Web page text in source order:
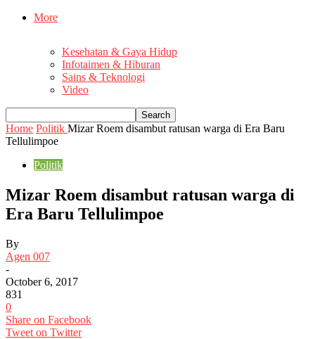
More
Kesehatan & Gaya Hidup
Infotaimen & Hiburan
Sains & Teknologi
Video
Home Politik Mizar Roem disambut ratusan warga di Era Baru
Tellulimpoe
Politik
Mizar Roem disambut ratusan warga di
Era Baru Tellulimpoe
By
Agen 007
-
October 6, 2017
831
0
Share on Facebook
Tweet on Twitter